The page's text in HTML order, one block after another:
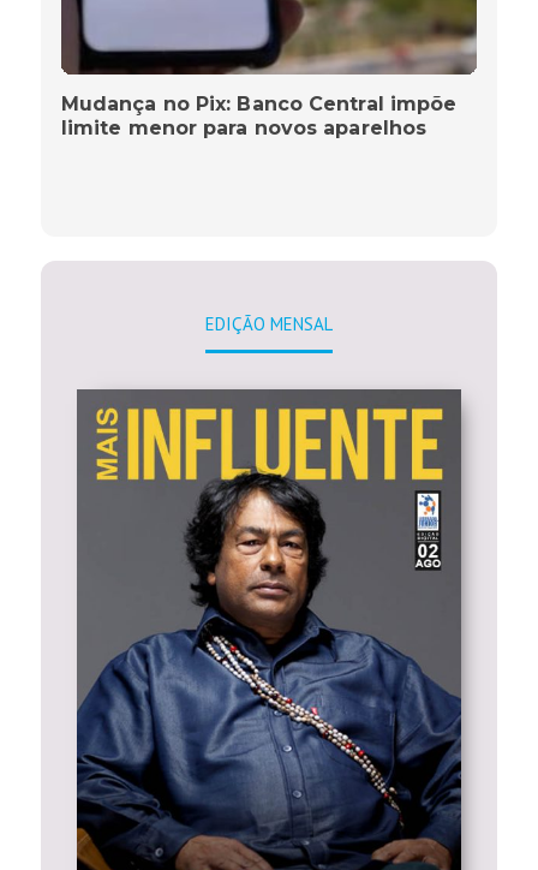
Mudança no Pix: Banco Central impõe
limite menor para novos aparelhos
EDIÇÃO MENSAL